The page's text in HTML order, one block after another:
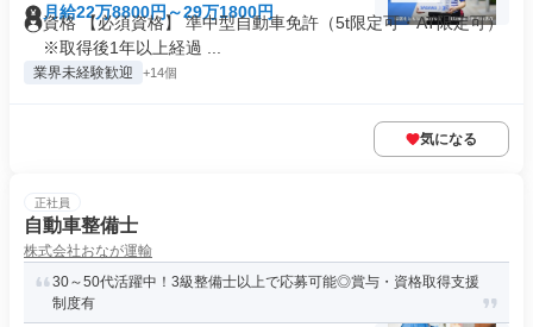
月給22万8800円～29万1800円
資格 【必須資格】 準中型自動車免許（5t限定可・AT限定可）
※取得後1年以上経過 ...
業界未経験歓迎 +14個
気になる
正社員
自動車整備士
株式会社おなが運輸
30～50代活躍中！3級整備士以上で応募可能◎賞与・資格取得支援
制度有